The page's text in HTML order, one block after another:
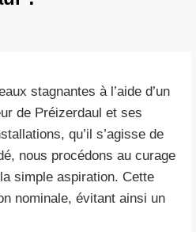
stagnantes à l’aide d’un
de Préizerdaul et ses
qu’il s’agisse de
nous procédons au curage
simple aspiration. Cette
nominale, évitant ainsi un